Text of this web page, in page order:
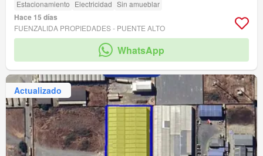
Estacionamiento Electricidad Sin amueblar
Hace 15 días
FUENZALIDA PROPIEDADES - PUENTE ALTO
WhatsApp
Actualizado